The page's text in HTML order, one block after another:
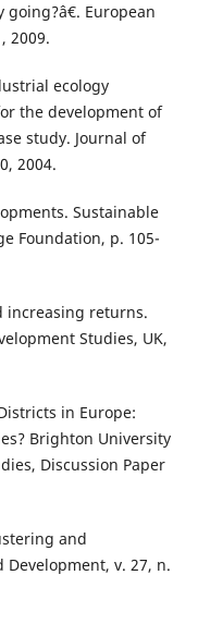
European
2009.
ecology
the development of
study. Journal of
2004.
Sustainable
Foundation, p. 105-
increasing returns.
Studies, UK,
in Europe:
Brighton University
Discussion Paper
and
v. 27, n.